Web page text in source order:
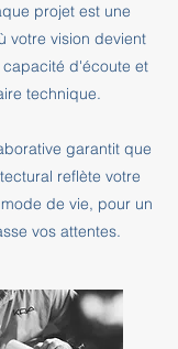
projet est une
votre vision devient
d'écoute et
technique.
garantit que
reflète votre
de vie, pour un
vos attentes.